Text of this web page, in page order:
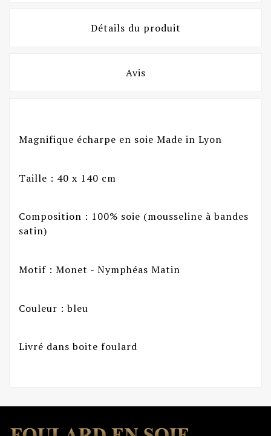
Détails du produit
Avis
Magnifique écharpe en soie Made in Lyon
Taille : 40 x 140 cm
Composition : 100% soie (mousseline à bandes
satin)
Motif : Monet - Nymphéas Matin
Couleur : bleu
Livré dans boite foulard